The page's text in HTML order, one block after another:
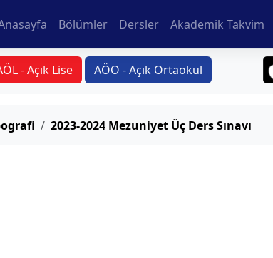
Bölümler Dersler Akademik Takvim
- Açık Lise AÖO - Açık Ortaokul
2023-2024 Mezuniyet Üç Ders Sınavı